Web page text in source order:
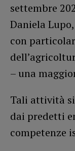
settembre
Daniela
con
– una
Tali attività
dai predetti
competenze